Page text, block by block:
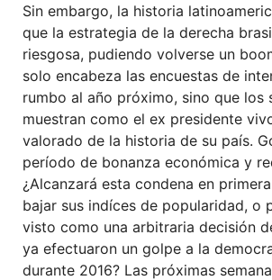
Sin embargo, la historia
que la estrategia de la derecha
riesgosa, pudiendo volverse un
solo encabeza las encuestas de
rumbo al año próximo, sino que los
muestran como el ex presidente
valorado de la historia de su país.
período de bonanza económica y
¿Alcanzará esta condena en
bajar sus indíces de popularidad, o
visto como una arbitraria decisión
ya efectuaron un golpe a la
durante 2016? Las próximas